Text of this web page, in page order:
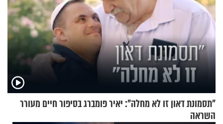
"תסמונת דאון זו לא מחלה": יאיר פומברג בסיפור חיים מעורר
השראה